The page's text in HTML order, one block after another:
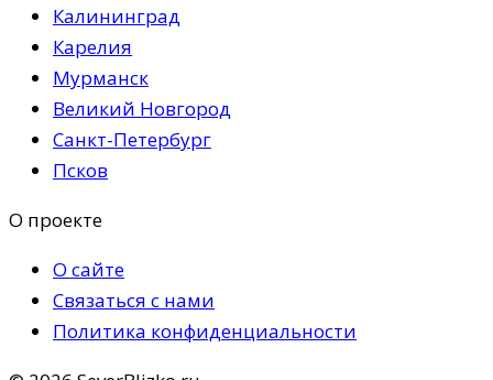
Калининград
Карелия
Мурманск
Великий Новгород
Санкт-Петербург
Псков
О проекте
О сайте
Связаться с нами
Политика конфиденциальности